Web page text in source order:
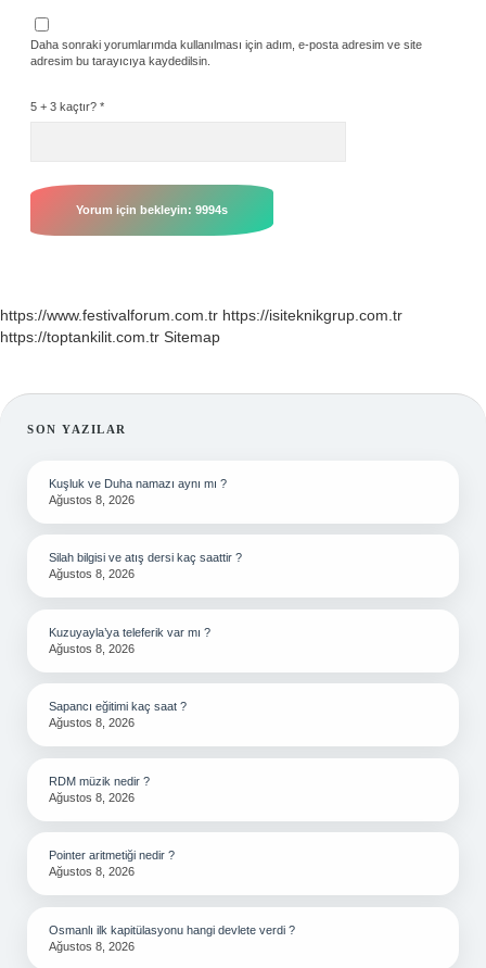
Daha sonraki yorumlarımda kullanılması için adım, e-posta adresim ve site
adresim bu tarayıcıya kaydedilsin.
5 + 3 kaçtır? *
https://www.festivalforum.com.tr https://isiteknikgrup.com.tr
https://toptankilit.com.tr Sitemap
SIDEBAR
SON YAZILAR
Kuşluk ve Duha namazı aynı mı ?
Ağustos 8, 2026
Silah bilgisi ve atış dersi kaç saattir ?
Ağustos 8, 2026
Kuzuyayla’ya teleferik var mı ?
Ağustos 8, 2026
Sapancı eğitimi kaç saat ?
Ağustos 8, 2026
RDM müzik nedir ?
Ağustos 8, 2026
Pointer aritmetiği nedir ?
Ağustos 8, 2026
Osmanlı ilk kapitülasyonu hangi devlete verdi ?
Ağustos 8, 2026